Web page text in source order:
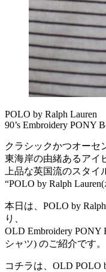
POLO by Ralph Lauren
90’s Embroidery PONY
クラシックかつオーセ
東海岸の由緒あるアイ
上品な英国流のスタ
“POLO by Ralph
本日は、POLO by
り、
OLD Embroidery PONY
シャツ) のご紹介です。
コチラは、OLD POLO